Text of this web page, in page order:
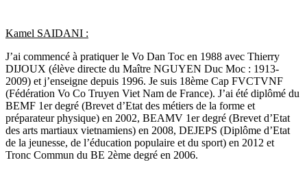
Kamel SAIDANI :
J’ai commencé à pratiquer le Vo Dan Toc en 1988 avec Thierry
DIJOUX (élève directe du Maître NGUYEN Duc Moc : 1913-
2009) et j’enseigne depuis 1996. Je suis 18ème Cap FVCTVNF
(Fédération Vo Co Truyen Viet Nam de France). J’ai été diplômé du
BEMF 1er degré (Brevet d’Etat des métiers de la forme et
préparateur physique) en 2002, BEAMV 1er degré (Brevet d’Etat
des arts martiaux vietnamiens) en 2008, DEJEPS (Diplôme d’Etat
de la jeunesse, de l’éducation populaire et du sport) en 2012 et
Tronc Commun du BE 2ème degré en 2006.